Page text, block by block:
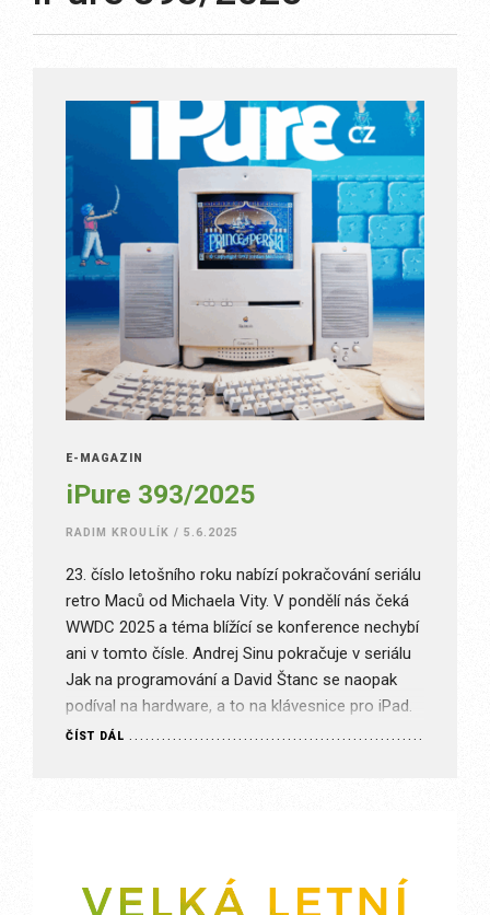
E-MAGAZÍN
iPure 393/2025
RADIM KROULÍK / 5.6.2025
23. číslo letošního roku nabízí pokračování seriálu
retro Maců od Michaela Vity. V pondělí nás čeká
WWDC 2025 a téma blížící se konference nechybí
ani v tomto čísle. Andrej Sinu pokračuje v seriálu
Jak na programování a David Štanc se naopak
podíval na hardware, a to na klávesnice pro iPad.
Číslo uzavírá Martin Adámek, který…
ČÍST DÁL